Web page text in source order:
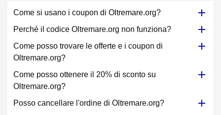
Come si usano i coupon di Oltremare.org?
Perché il codice Oltremare.org non funziona?
Come posso trovare le offerte e i coupon di
Oltremare.org?
Come posso ottenere il 20% di sconto su
Oltremare.org?
Posso cancellare l'ordine di Oltremare.org?